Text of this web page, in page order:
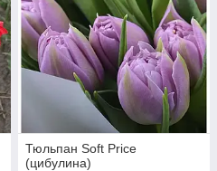
Тюльпан Soft Price
(цибулина)